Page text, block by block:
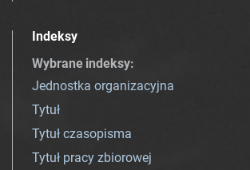
Indeksy
Wybrane indeksy:
Jednostka organizacyjna
Tytuł
Tytuł czasopisma
Tytuł pracy zbiorowej